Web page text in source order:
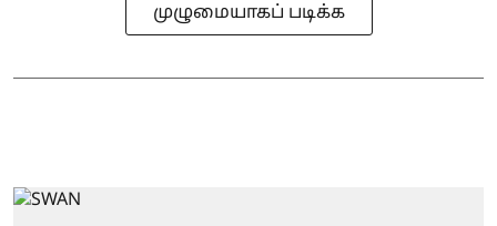
முழுமையாகப் படிக்க